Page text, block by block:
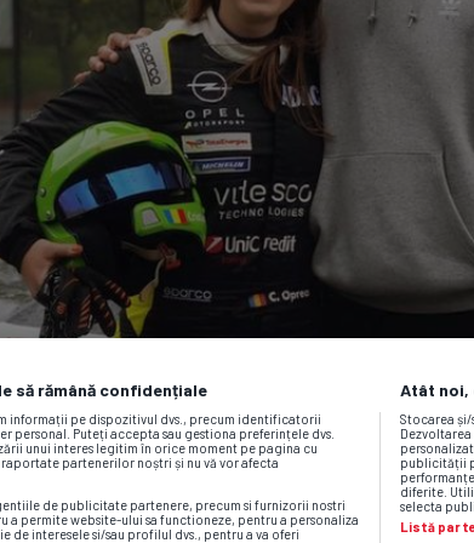
să rămână confidențiale
informații pe dispozitivul dvs., precum identificatorii
Puteți accepta sau gestiona preferințele dvs.
unui interes legitim în orice moment pe pagina cu
partenerilor noștri și nu vă vor afecta
de publicitate partenere, precum si furnizorii nostri
permite website-ului sa functioneze, pentru a personaliza
interesele si/sau profilul dvs., pentru a va oferi
Atât noi,
Stocarea
publicității
diferite.
selecta
Listă